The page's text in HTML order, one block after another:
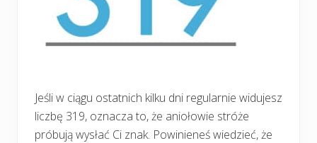
Jeśli w ciągu ostatnich kilku dni regularnie widujesz
liczbę 319, oznacza to, że aniołowie stróże
próbują wysłać Ci znak. Powinieneś wiedzieć, że